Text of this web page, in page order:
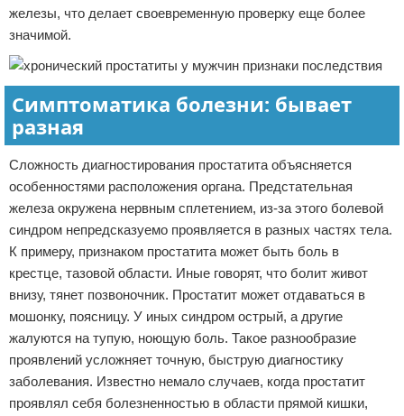
железы, что делает своевременную проверку еще более
значимой.
Симптоматика болезни: бывает
разная
Сложность диагностирования простатита объясняется
особенностями расположения органа. Предстательная
железа окружена нервным сплетением, из-за этого болевой
синдром непредсказуемо проявляется в разных частях тела.
К примеру, признаком простатита может быть боль в
крестце, тазовой области. Иные говорят, что болит живот
внизу, тянет позвоночник. Простатит может отдаваться в
мошонку, поясницу. У иных синдром острый, а другие
жалуются на тупую, ноющую боль. Такое разнообразие
проявлений усложняет точную, быструю диагностику
заболевания. Известно немало случаев, когда простатит
проявлял себя болезненностью в области прямой кишки,